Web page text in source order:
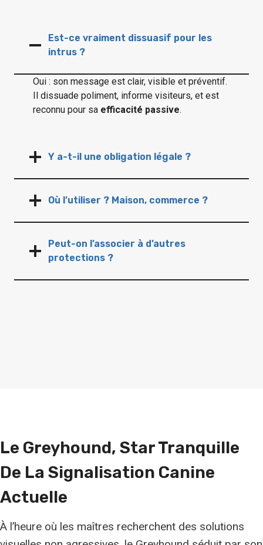
Est-ce vraiment dissuasif pour les
intrus ?
Oui : son message est clair, visible et préventif.
Il dissuade poliment, informe visiteurs, et est
reconnu pour sa efficacité passive.
Y a-t-il une obligation légale ?
Où l’utiliser ? Maison, commerce ?
Peut-on l’associer à d’autres
protections ?
Le Greyhound, Star Tranquille
De La Signalisation Canine
Actuelle
À l’heure où les maîtres recherchent des solutions